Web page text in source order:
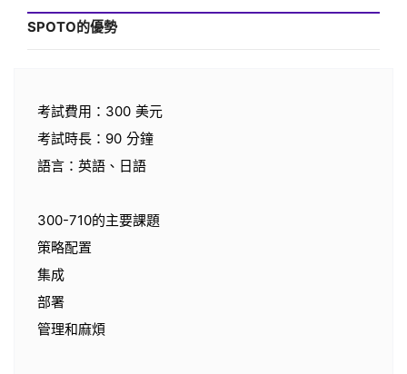
SPOTO的優勢
考試費用：300 美元
考試時長：90 分鐘
語言：英語、日語
300-710的主要課題
策略配置
集成
部署
管理和麻煩